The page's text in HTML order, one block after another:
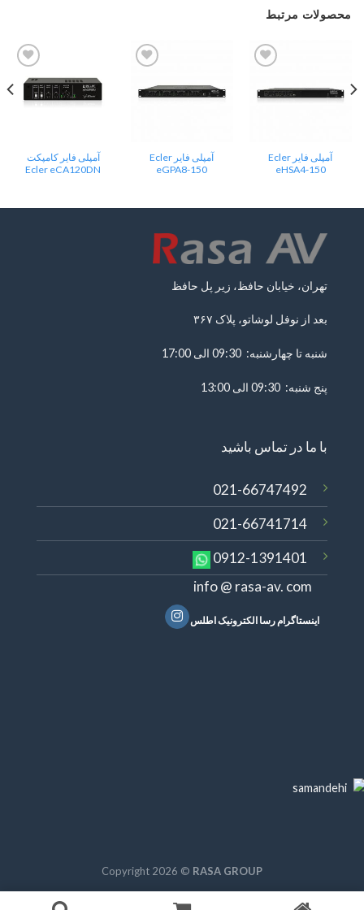
محصولات مرتبط
wishlist
آمپلی فایر Ecler
eHSA4-150
to
wishlist
آمپلی فایر Ecler
eGPA8-150
to
wishlist
آمپلی فایر کامپکت
Ecler eCA120DN
تهران، خیابان حافظ، زیر پل حافظ
بعد از نوفل لوشاتو، پلاک ۳۶۷
شنبه تا چهارشنبه: 09:30 الی 17:00
پنج شنبه: 09:30 الی 13:00
با ما در تماس باشید
021-66747492
021-66741714
0912-1391401
info @ rasa-av. com
اینستاگرام رسا الکترونیک اطلس
Copyright 2026 © RASA GROUP